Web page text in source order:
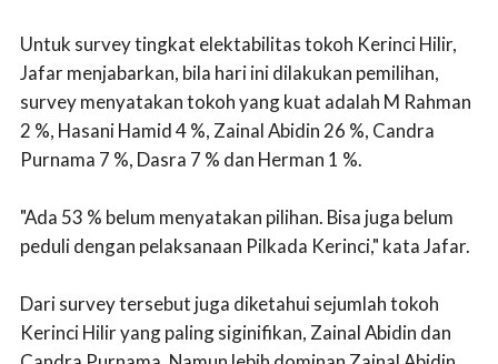
Untuk survey tingkat elektabilitas tokoh Kerinci Hilir,
Jafar menjabarkan, bila hari ini dilakukan pemilihan,
survey menyatakan tokoh yang kuat adalah M Rahman
2 %, Hasani Hamid 4 %, Zainal Abidin 26 %, Candra
Purnama 7 %, Dasra 7 % dan Herman 1 %.
"Ada 53 % belum menyatakan pilihan. Bisa juga belum
peduli dengan pelaksanaan Pilkada Kerinci," kata Jafar.
Dari survey tersebut juga diketahui sejumlah tokoh
Kerinci Hilir yang paling siginifikan, Zainal Abidin dan